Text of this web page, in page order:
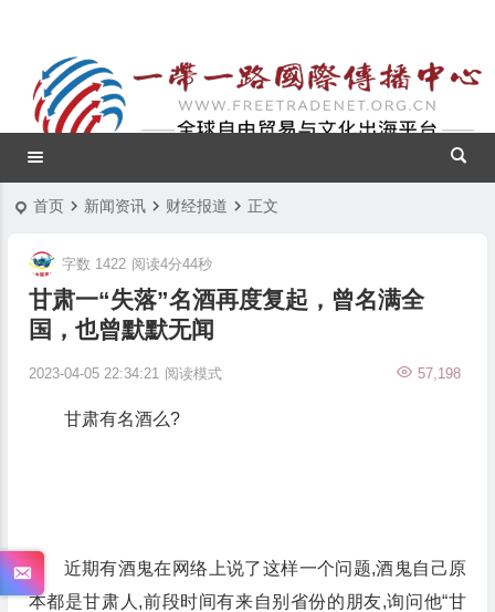
首页 新闻资讯 财经报道 正文
甘肃一“失落”名酒再度复起，曾名满全
国，也曾默默无闻
2023-04-05 22:34:21 57,198
字数 1422 阅读4分44秒
阅读模式
甘肃有名酒么?
近期有酒鬼在网络上说了这样一个问题,酒鬼自己原
本都是甘肃人,前段时间有来自别省份的朋友,询问他“甘